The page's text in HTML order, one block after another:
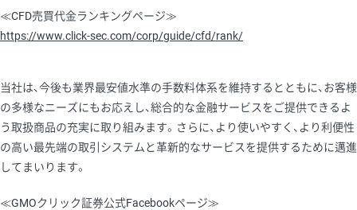
≪CFD売買代金ランキングページ≫
https://www.click-sec.com/corp/guide/cfd/rank/
当社は、今後も業界最安値水準の手数料体系を維持するとともに、お客様
の多様なニーズにもお応えし、総合的な金融サービスをご提供できるよ
う取扱商品の充実に取り組みます。さらに、より使いやすく、より利便性
の高い最先端の取引システムと革新的なサービスを提供するために邁進
してまいります。
≪GMOクリック証券公式Facebookページ≫